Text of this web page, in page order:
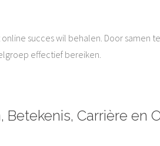
succes wil behalen. Door samen
effectief bereiken.
Carrière en